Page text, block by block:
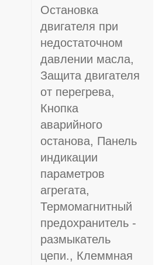
Остановка
двигателя при
недостаточном
давлении масла,
Защита двигателя
от перегрева,
Кнопка
аварийного
останова, Панель
индикации
параметров
агрегата,
Термомагнитный
предохранитель -
размыкатель
цепи., Клеммная